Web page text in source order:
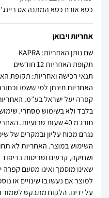
כסא אורח כסא המתנה אס
אחריות ויבואן
שם נותן האחריות: KAPRA
תקופת האחריות 12 חודשים
תנאי רכישה ואחריות: תקופת
האחריות תינתן למי ששמו
קפרה יעל ישראל בע”מ.
בלבד ולא בשימוש מסחרי.
חורג מ 40 שעות
נגרם מכוח עליון ובמקרים של
השימוש במוצר. האחריות לא
ושחיקה, קרעים ושריטות
שאינו מוסמך ואינו מטעם קפרה
למוצר אם נעשו בו שינויים או
על ידינו. הלקוח מתבקש לשמור